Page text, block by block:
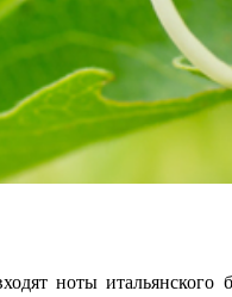
ноты итальянского